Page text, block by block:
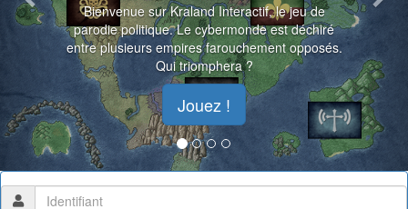
Bienvenue sur Kraland Interactif, le jeu de
parodie politique. Le cybermonde est déchiré
entre plusieurs empires farouchement opposés.
Qui triomphera ?
Jouez !